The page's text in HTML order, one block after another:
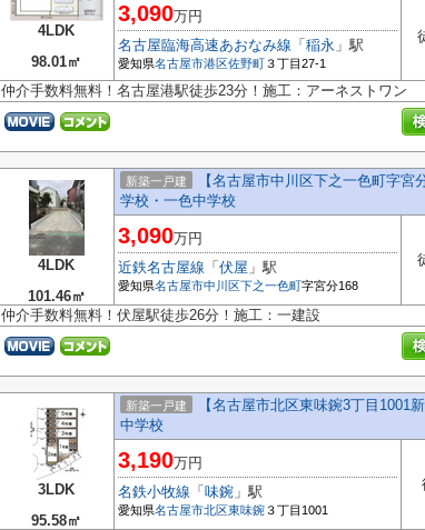
4LDK
98.01㎡
3,090万円
名古屋臨海高速あおなみ線 「 稲永 」駅
愛知県名古屋市港区佐野町３丁目27-1
仲介手数料無料！名古屋港駅徒歩23分！施工：アーネストワン
4LDK
101.46㎡
新築一戸建
【名古屋市中川区下之一色町字
学校・一色中学校
3,090万円
近鉄名古屋線 「 伏屋 」駅
愛知県名古屋市中川区下之一色町字宮分168
仲介手数料無料！伏屋駅徒歩26分！施工：一建設
3LDK
95.58㎡
新築一戸建
【名古屋市北区東味鋺3丁目1001
中学校
3,190万円
名鉄小牧線 「 味鋺 」駅
愛知県名古屋市北区東味鋺３丁目1001